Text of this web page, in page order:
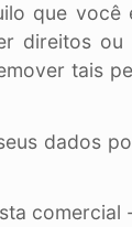
que
direitos
tais
dados